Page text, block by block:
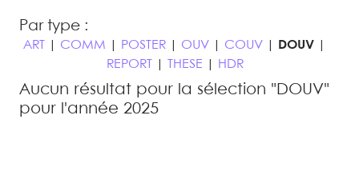
Par type :
ART COMM POSTER OUV COUV DOUV
REPORT
THESE HDR
Aucun résultat pour la sélection "DOUV"
pour l'année 2025